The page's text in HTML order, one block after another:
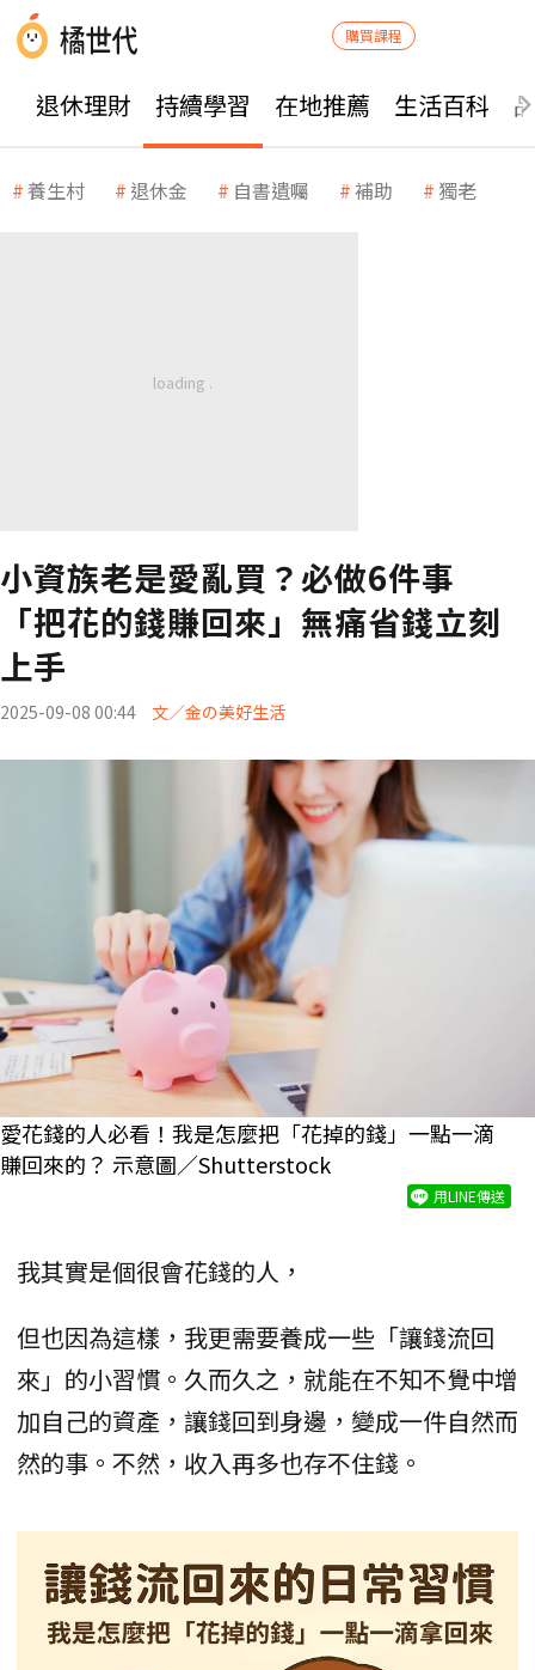
購買課程
退休理財 持續學習 在地推薦 生活百科
養生村 退休金 自書遺囑 補助 獨老
小資族老是愛亂買？必做6件事
「把花的錢賺回來」無痛省錢立刻
上手
2025-09-08 00:44 文／金の美好生活
​愛花錢的人必看！我是怎麼把「花掉的錢」一點一滴
賺回來的？ 示意圖／Shutterstock
用LINE傳送
我其實是個很會花錢的人，
但也因為這樣，我更需要養成一些「讓錢流回
來」的小習慣。久而久之，就能在不知不覺中增
加自己的資產，讓錢回到身邊，變成一件自然而
然的事。不然，收入再多也存不住錢。